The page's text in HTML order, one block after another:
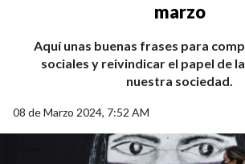
marzo
Aquí unas buenas frases para
sociales y reivindicar el papel de
nuestra sociedad.
08 de Marzo 2024, 7:52 AM